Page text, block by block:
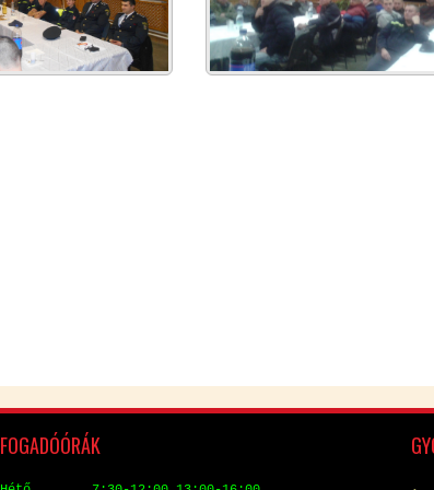
FO­GA­DÓ­ÓRÁK